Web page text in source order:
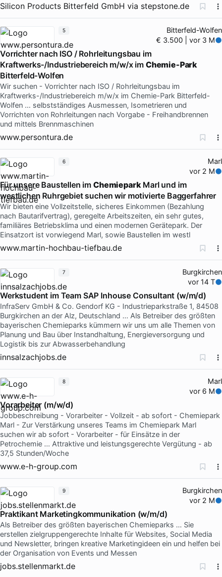
Silicon Products Bitterfeld GmbH via stepstone.de
Bitterfeld-Wolfen
€ 3.500 | vor 3 M
Vorrichter nach ISO / Rohrleitungsbau im
Kraftwerks-/Industriebereich m/w/x im Chemie-Park
Bitterfeld-Wolfen
Wir suchen - Vorrichter nach ISO / Rohrleitungsbau im
Kraftwerks-/Industriebereich m/w/x im Chemie-Park Bitterfeld-
Wolfen … selbstständiges Ausmessen, Isometrieren und
Vorrichten von Rohrleitungen nach Vorgabe - Freihandbrennen
und mittels Brennmaschinen
www.persontura.de
5
Marl
vor 2 M
Für unsere Baustellen im Chemiepark Marl und im
westlichen Ruhrgebiet suchen wir motivierte Baggerfahrer
Wir bieten eine Vollzeitstelle, sicheres Einkommen (Bezahlung
nach Bautarifvertrag), geregelte Arbeitszeiten, ein sehr gutes,
familiäres Betriebsklima und einen modernen Gerätepark. Der
Einsatzort ist vorwiegend Marl, sowie Baustellen im westl
www.martin-hochbau-tiefbau.de
6
Burgkirchen
vor 14 T
Werkstudent im Team SAP Inhouse Consultant (w/m/d)
InfraServ GmbH & Co. Gendorf KG - Industrieparkstraße 1, 84508
Burgkirchen an der Alz, Deutschland … Als Betreiber des größten
bayerischen Chemieparks kümmern wir uns um alle Themen von
Planung und Bau über Instandhaltung, Energieversorgung und
Logistik bis zur Abwasserbehandlung
innsalzachjobs.de
7
Marl
vor 6 M
Vorarbeiter (m/w/d)
Jobbeschreibung - Vorarbeiter - Vollzeit - ab sofort - Chemiepark
Marl - Zur Verstärkung unseres Teams im Chemiepark Marl
suchen wir ab sofort - Vorarbeiter - für Einsätze in der
Petrochemie … Attraktive und leistungsgerechte Vergütung - ab
37,5 Stunden/Woche
www.e-h-group.com
8
Burgkirchen
vor 2 M
Praktikant Marketingkommunikation (w/m/d)
Als Betreiber des größten bayerischen Chemieparks … Sie
erstellen zielgruppengerechte Inhalte für Websites, Social Media
und Newsletter, bringen kreative Marketingideen ein und helfen bei
der Organisation von Events und Messen
jobs.stellenmarkt.de
9